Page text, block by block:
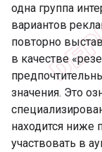
одна группа
вариантов
повторно
в качестве
значения. Это
находится ниже
участвовать в